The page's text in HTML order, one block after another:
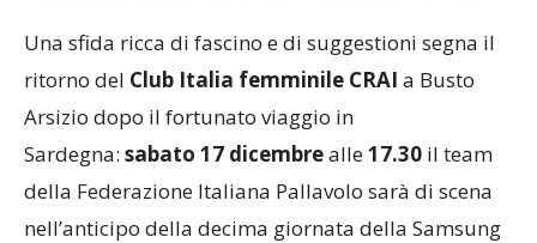
Una sfida ricca di fascino e di suggestioni segna il
ritorno del Club Italia femminile CRAI a Busto
Arsizio dopo il fortunato viaggio in
Sardegna: sabato 17 dicembrealle17.30 il team
della Federazione Italiana Pallavolo sarà di scena
nell’anticipo della decima giornata della Samsung